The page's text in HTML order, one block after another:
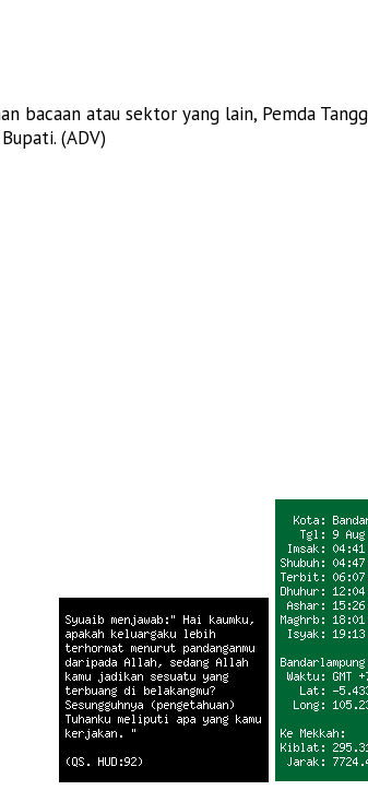
bacaan atau sektor yang lain, Pemda
(ADV)